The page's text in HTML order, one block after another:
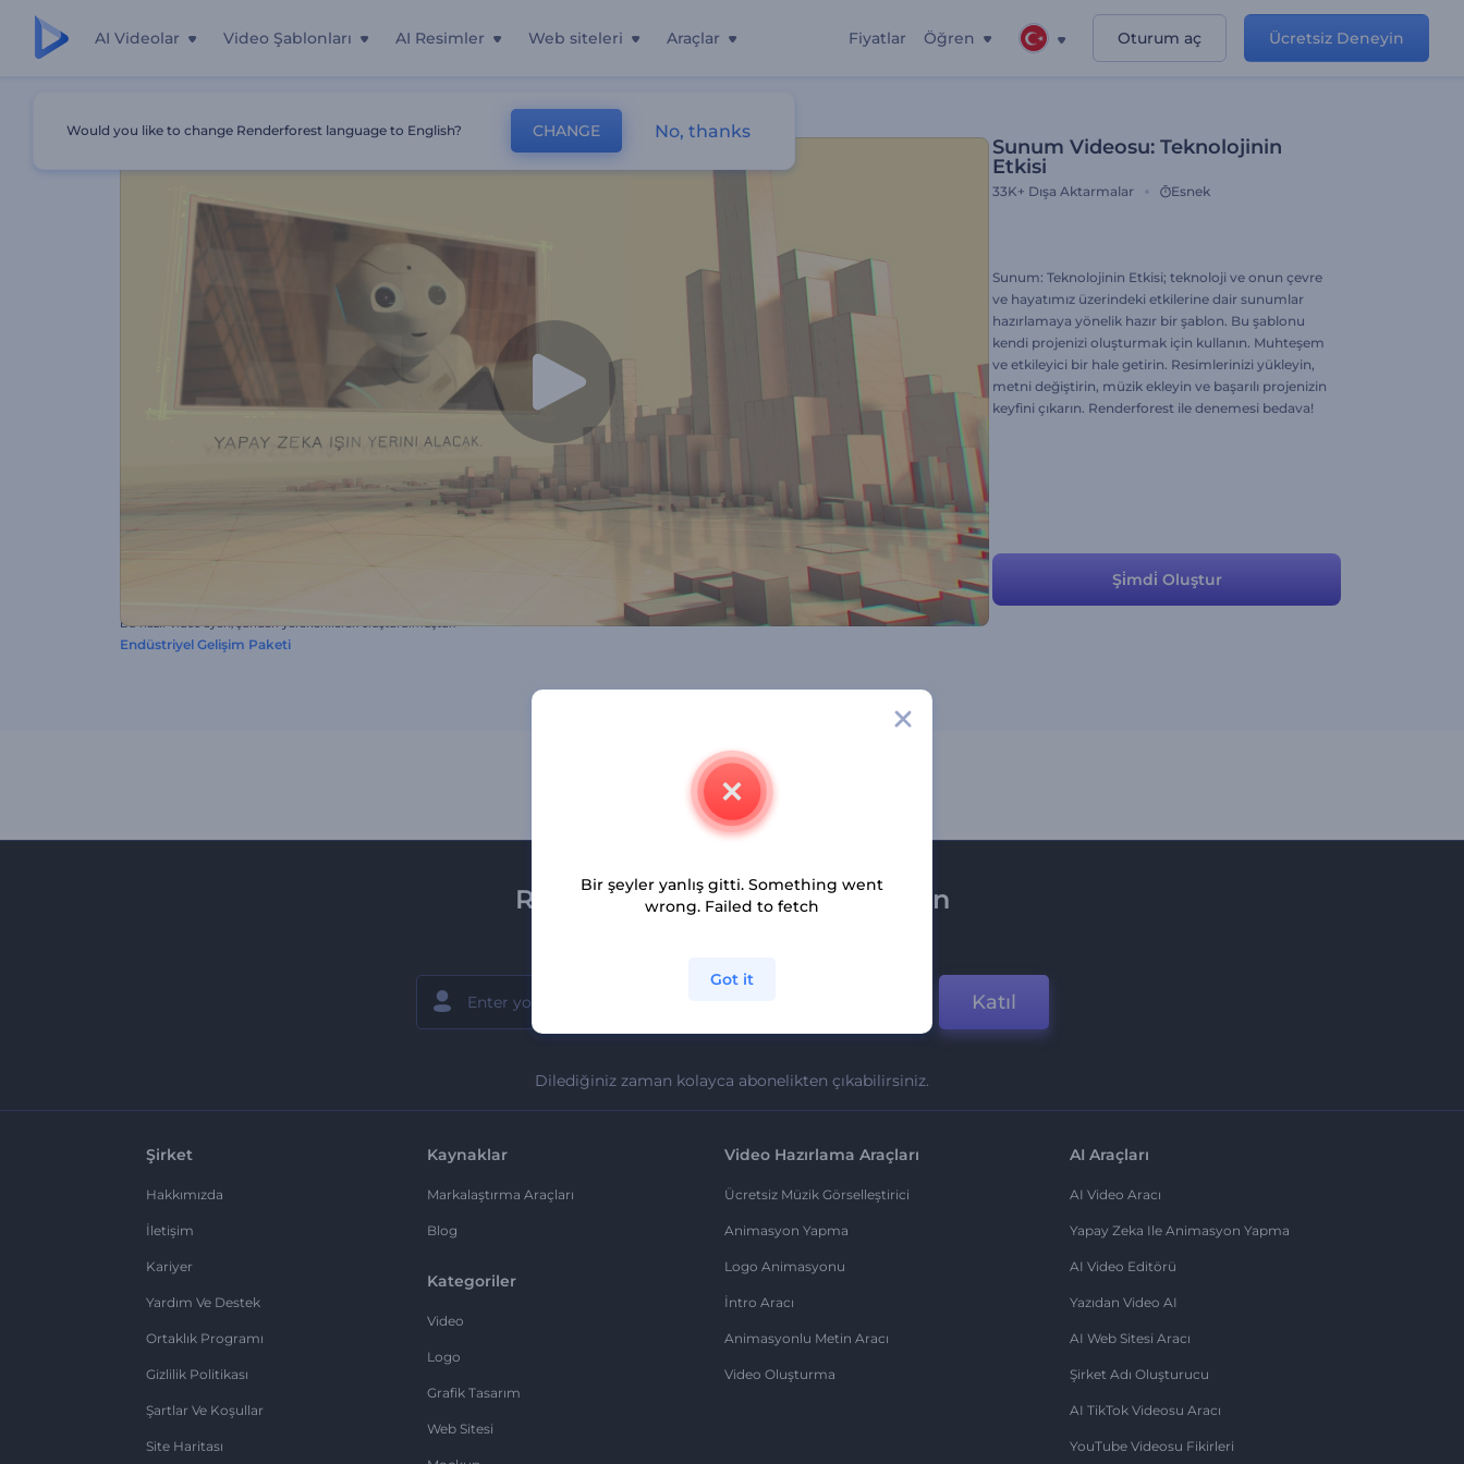
AI Videolar Video Şablonları AI Resimler Web siteleri Araçlar Fiyatlar Öğren Oturum aç Ücretsiz Deneyin
Sunum Videosu: Teknolojinin
Etkisi
33K+ Dışa Aktarmalar Esnek
Sunum: Teknolojinin Etkisi; teknoloji ve onun çevre
ve hayatımız üzerindeki etkilerine dair sunumlar
hazırlamaya yönelik hazır bir şablon. Bu şablonu
kendi projenizi oluşturmak için kullanın. Muhteşem
ve etkileyici bir hale getirin. Resimlerinizi yükleyin,
metni değiştirin, müzik ekleyin ve başarılı projenizin
keyfini çıkarın. Renderforest ile denemesi bedava!
Şi̇mdi̇ Oluştur
Bu hazır video ayarı, şundan yararlanılarak oluşturulmuştur:
Endüstriyel Gelişim Paketi
Renderforest bültenine üye olun
Katıl
Dilediğiniz zaman kolayca abonelikten çıkabilirsiniz.
Şirket
Hakkımızda
İletişim
Kariyer
Yardım Ve Destek
Ortaklık Programı
Gizlilik Politikası
Şartlar Ve Koşullar
Site Haritası
Kaynaklar
Markalaştırma Araçları
Blog
Kategoriler
Video
Logo
Grafik Tasarım
Web Sitesi
Video Hazırlama Araçları
Ücretsiz Müzik Görselleştirici
Animasyon Yapma
Logo Animasyonu
İntro Aracı
Animasyonlu Metin Aracı
Video Oluşturma
AI Araçları
AI Video Aracı
Yapay Zeka Ile Animasyon Yapma
AI Video Editörü
Yazıdan Video AI
AI Web Sitesi Aracı
Şirket Adı Oluşturucu
AI TikTok Videosu Aracı
YouTube Videosu Fikirleri
Would you like to change Renderforest language to English? CHANGE No, thanks
Bir şeyler yanlış gitti. Something went
wrong. Failed to fetch
Got it